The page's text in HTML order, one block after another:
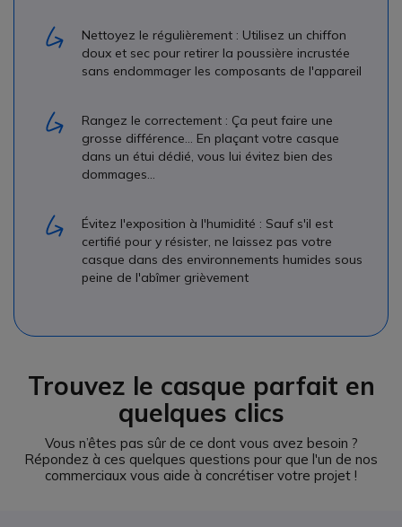
Nettoyez le régulièrement : Utilisez un chiffon
doux et sec pour retirer la poussière incrustée
sans endommager les composants de l'appareil
Rangez le correctement : Ça peut faire une
grosse différence… En plaçant votre casque
dans un étui dédié, vous lui évitez bien des
dommages…
Évitez l'exposition à l'humidité : Sauf s'il est
certifié pour y résister, ne laissez pas votre
casque dans des environnements humides sous
peine de l'abîmer grièvement
Trouvez le casque parfait en
quelques clics
Vous n’êtes pas sûr de ce dont vous avez besoin ?
Répondez à ces quelques questions pour que l'un de nos
commerciaux vous aide à concrétiser votre projet !